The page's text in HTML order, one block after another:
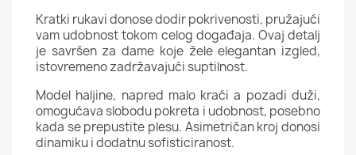
Kratki rukavi donose dodir pokrivenosti, pružajući
vam udobnost tokom celog događaja. Ovaj detalj
je savršen za dame koje žele elegantan izgled,
istovremeno zadržavajući suptilnost.
Model haljine, napred malo kraći a pozadi duži,
omogućava slobodu pokreta i udobnost, posebno
kada se prepustite plesu. Asimetričan kroj donosi
dinamiku i dodatnu sofisticiranost.